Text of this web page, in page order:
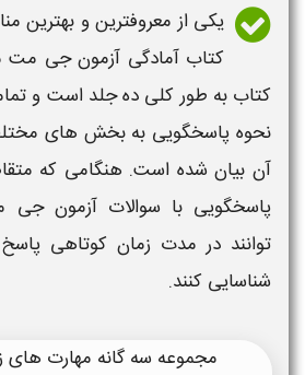
یکی از معروفترین و بهترین
کتاب آمادگی آزمون جی مت
کتاب به طور کلی ده جلد است و
نحوه پاسخگویی به بخش های
آن بیان شده است. هنگامی که
پاسخگویی با سوالات آزمون جی
توانند در مدت زمان کوتاهی
شناسایی کنند.
مجموعه سه گانه مهارت